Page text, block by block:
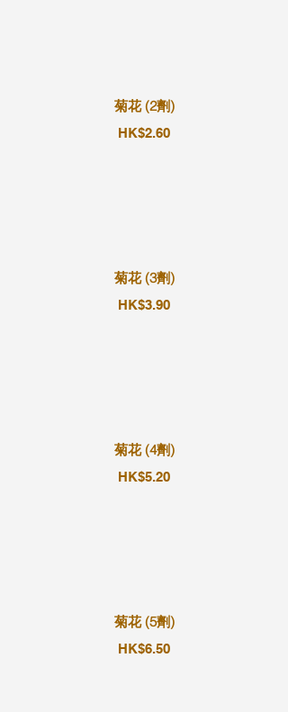
菊花 (2劑)
HK$2.60
菊花 (3劑)
HK$3.90
菊花 (4劑)
HK$5.20
菊花 (5劑)
HK$6.50